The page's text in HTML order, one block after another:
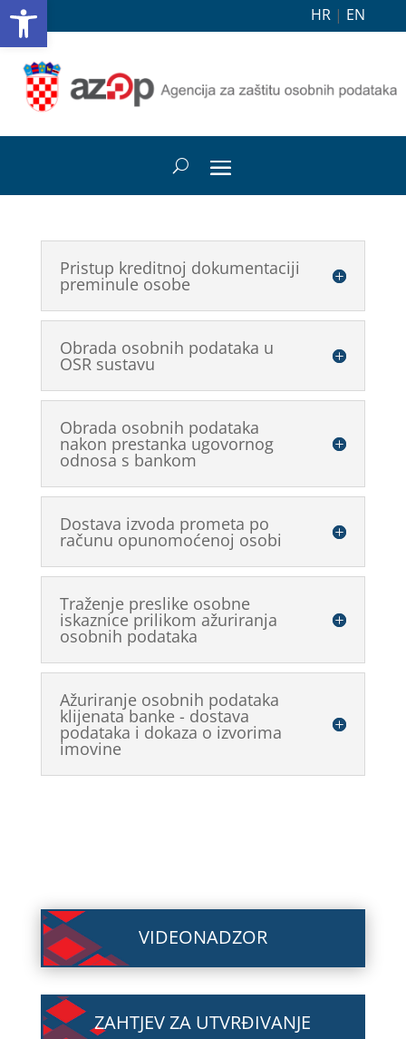
HR | EN
Pristup kreditnoj dokumentaciji
preminule osobe
Obrada osobnih podataka u
OSR sustavu
Obrada osobnih podataka
nakon prestanka ugovornog
odnosa s bankom
Dostava izvoda prometa po
računu opunomoćenoj osobi
Traženje preslike osobne
iskaznice prilikom ažuriranja
osobnih podataka
Ažuriranje osobnih podataka
klijenata banke - dostava
podataka i dokaza o izvorima
imovine
VIDEONADZOR
ZAHTJEV ZA UTVRĐIVANJE